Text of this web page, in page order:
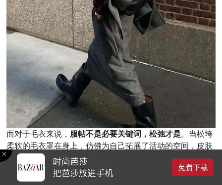
而对于毛衣来说， 服帖不是必要关键词，松弛才是。当松垮
柔软的毛衣罩在身上，仿佛为自己拓展了活动的空间，皮肤
与衣物面料的间隙成了冬季灵活行动自由的尺度，因此这时
候才明白，用廓形诠释清冷的底气，是冬季不再臃肿，能够
自如活动的自由给的。